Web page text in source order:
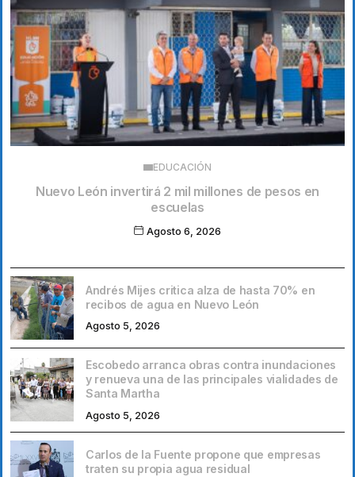
EDUCACIÓN
Nuevo León invertirá 2 mil millones de pesos en
escuelas
Agosto 6, 2026
Andrés Mijes critica alza de hasta 70% en
recibos de agua en Nuevo León
Agosto 5, 2026
Escobedo arranca obras contra inundaciones
y renueva una de las principales vialidades de
Santa Martha
Agosto 5, 2026
Carlos de la Fuente propone que empresas
traten su propia agua residual